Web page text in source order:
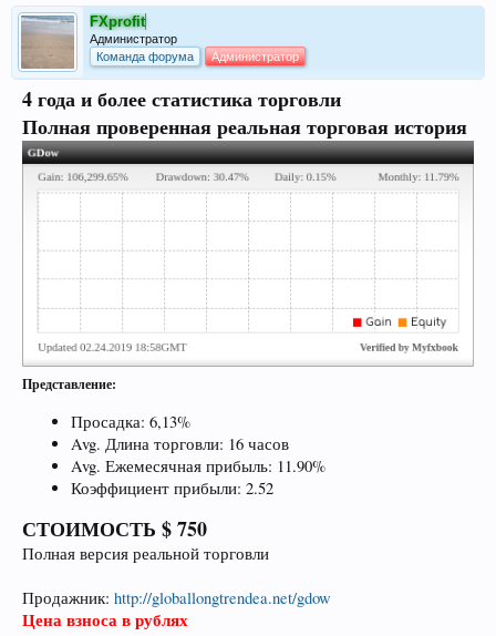
FXprofit
Администратор
Команда форума
Администратор
4 года и более статистика торговли
Полная проверенная реальная торговая история
Представление:
Просадка: 6,13%
Avg. Длина торговли: 16 часов
Avg. Ежемесячная прибыль: 11.90%
Коэффициент прибыли: 2.52
СТОИМОСТЬ $ 750
Полная версия реальной торговли
Продажник: http://globallongtrendea.net/gdow
Цена взноса в рублях